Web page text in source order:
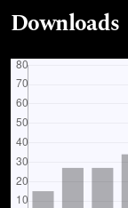
Downloads